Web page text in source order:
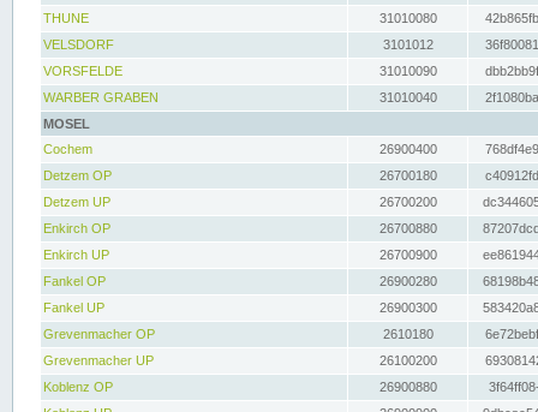
THUNE
31010080
VELSDORF
3101012
VORSFELDE
31010090
WARBER GRABEN
31010040
MOSEL
Cochem
26900400
Detzem OP
26700180
Detzem UP
26700200
Enkirch OP
26700880
Enkirch UP
26700900
Fankel OP
26900280
Fankel UP
26900300
Grevenmacher OP
2610180
Grevenmacher UP
26100200
Koblenz OP
26900880